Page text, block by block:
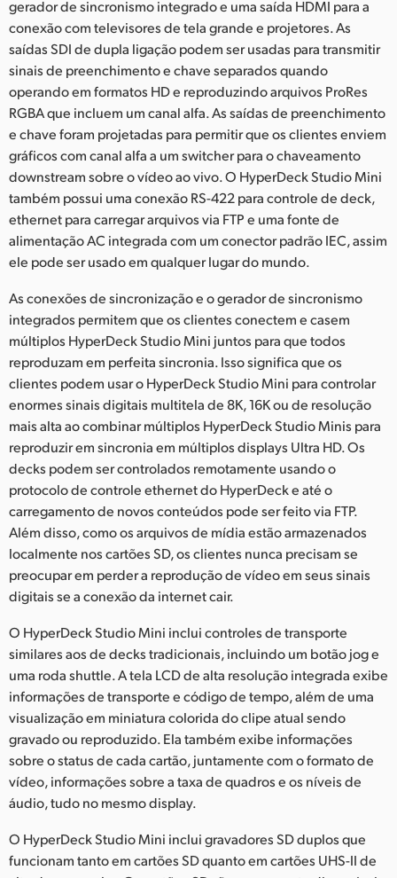
gerador de sincronismo integrado e uma saída HDMI para a
conexão com televisores de tela grande e projetores. As
saídas SDI de dupla ligação podem ser usadas para transmitir
sinais de preenchimento e chave separados quando
operando em formatos HD e reproduzindo arquivos ProRes
RGBA que incluem um canal alfa. As saídas de preenchimento
e chave foram projetadas para permitir que os clientes enviem
gráficos com canal alfa a um switcher para o chaveamento
downstream sobre o vídeo ao vivo. O HyperDeck Studio Mini
também possui uma conexão RS-422 para controle de deck,
ethernet para carregar arquivos via FTP e uma fonte de
alimentação AC integrada com um conector padrão IEC, assim
ele pode ser usado em qualquer lugar do mundo.
As conexões de sincronização e o gerador de sincronismo
integrados permitem que os clientes conectem e casem
múltiplos HyperDeck Studio Mini juntos para que todos
reproduzam em perfeita sincronia. Isso significa que os
clientes podem usar o HyperDeck Studio Mini para controlar
enormes sinais digitais multitela de 8K, 16K ou de resolução
mais alta ao combinar múltiplos HyperDeck Studio Minis para
reproduzir em sincronia em múltiplos displays Ultra HD. Os
decks podem ser controlados remotamente usando o
protocolo de controle ethernet do HyperDeck e até o
carregamento de novos conteúdos pode ser feito via FTP.
Além disso, como os arquivos de mídia estão armazenados
localmente nos cartões SD, os clientes nunca precisam se
preocupar em perder a reprodução de vídeo em seus sinais
digitais se a conexão da internet cair.
O HyperDeck Studio Mini inclui controles de transporte
similares aos de decks tradicionais, incluindo um botão jog e
uma roda shuttle. A tela LCD de alta resolução integrada exibe
informações de transporte e código de tempo, além de uma
visualização em miniatura colorida do clipe atual sendo
gravado ou reproduzido. Ela também exibe informações
sobre o status de cada cartão, juntamente com o formato de
vídeo, informações sobre a taxa de quadros e os níveis de
áudio, tudo no mesmo display.
O HyperDeck Studio Mini inclui gravadores SD duplos que
funcionam tanto em cartões SD quanto em cartões UHS-II de